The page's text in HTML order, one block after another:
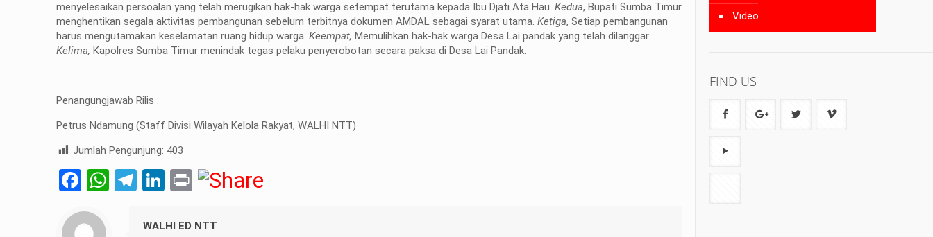
menyelesaikan persoalan yang telah merugikan hak-hak warga setempat terutama kepada Ibu Djati Ata Hau.Kedua, Bupati Sumba Timur
menghentikan segala aktivitas pembangunan sebelum terbitnya dokumen AMDAL sebagai syarat utama.Ketiga, Setiap pembangunan
harus mengutamakan keselamatan ruang hidup warga.Keempat,Memulihkan hak-hak warga Desa Lai pandak yang telah dilanggar.
Kelima,Kapolres Sumba Timur menindak tegas pelaku penyerobotan secara paksa di Desa Lai Pandak.
Penangungjawab Rilis :
Petrus Ndamung (Staff Divisi Wilayah Kelola Rakyat, WALHI NTT)
Jumlah Pengunjung: 403
Facebook
WhatsApp
Telegram
LinkedIn
Print
WALHI ED NTT
Video
FIND US